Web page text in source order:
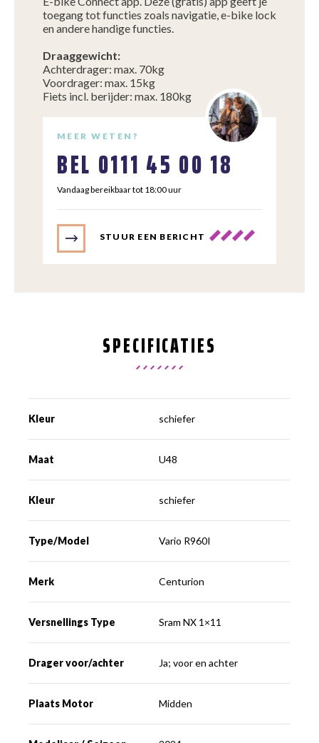
toegang tot functies zoals navigatie, e-bike lock
en andere handige functies.
Draaggewicht:
Achterdrager: max. 70kg
Voordrager: max. 15kg
Fiets incl. berijder: max. 180kg
MEER WETEN?
BEL 0111 45 00 18
Vandaag bereikbaar tot 18:00 uur
STUUR EEN BERICHT
SPECIFICATIES
Kleur schiefer
Maat U48
Kleur schiefer
Type/Model Vario R960I
Merk Centurion
Versnellings Type Sram NX 1×11
Drager voor/achter Ja; voor en achter
Plaats Motor Midden